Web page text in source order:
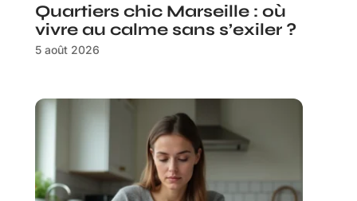
Quartiers chic Marseille : où
vivre au calme sans s’exiler ?
5 août 2026